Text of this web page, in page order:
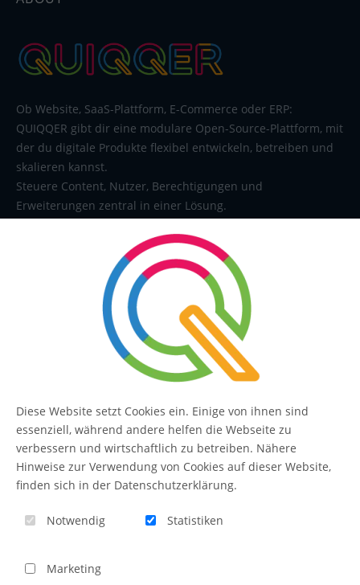
Ob Website, SaaS-Plattform, E-Commerce oder ERP:
QUIQQER gibt dir eine modulare Open-Source-Plattform, mit
der du digitale Produkte flexibel entwickeln, betreiben und
skalieren kannst.
Steuere Content, Nutzer, Berechtigungen und
Erweiterungen zentral in einer Lösung.
QUIQQER
Blog
Themen-Übersicht
Diese Website setzt Cookies ein. Einige von ihnen sind
essenziell, während andere helfen die Webseite zu
verbessern und wirtschaftlich zu betreiben. Nähere
Hinweise zur Verwendung von Cookies auf dieser Website,
finden sich in der Datenschutzerklärung.
Notwendig Statistiken
Marketing